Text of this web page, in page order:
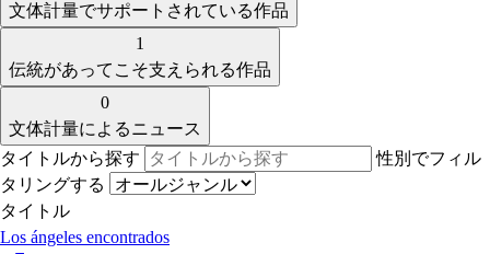
文体計量でサポートされている作品
1
伝統があってこそ支えられる作品
0
文体計量によるニュース
タイトルから探す
性別でフィル
タリングする
タイトル
Los ángeles encontrados